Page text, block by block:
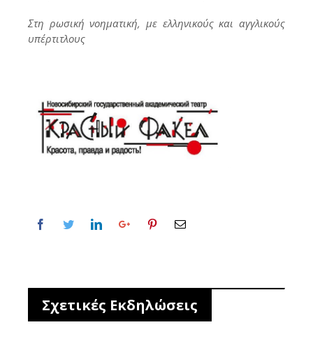
Στη ρωσική νοηματική, με ελληνικούς και αγγλικούς
υπέρτιτλους
Σχετικές Εκδηλώσεις